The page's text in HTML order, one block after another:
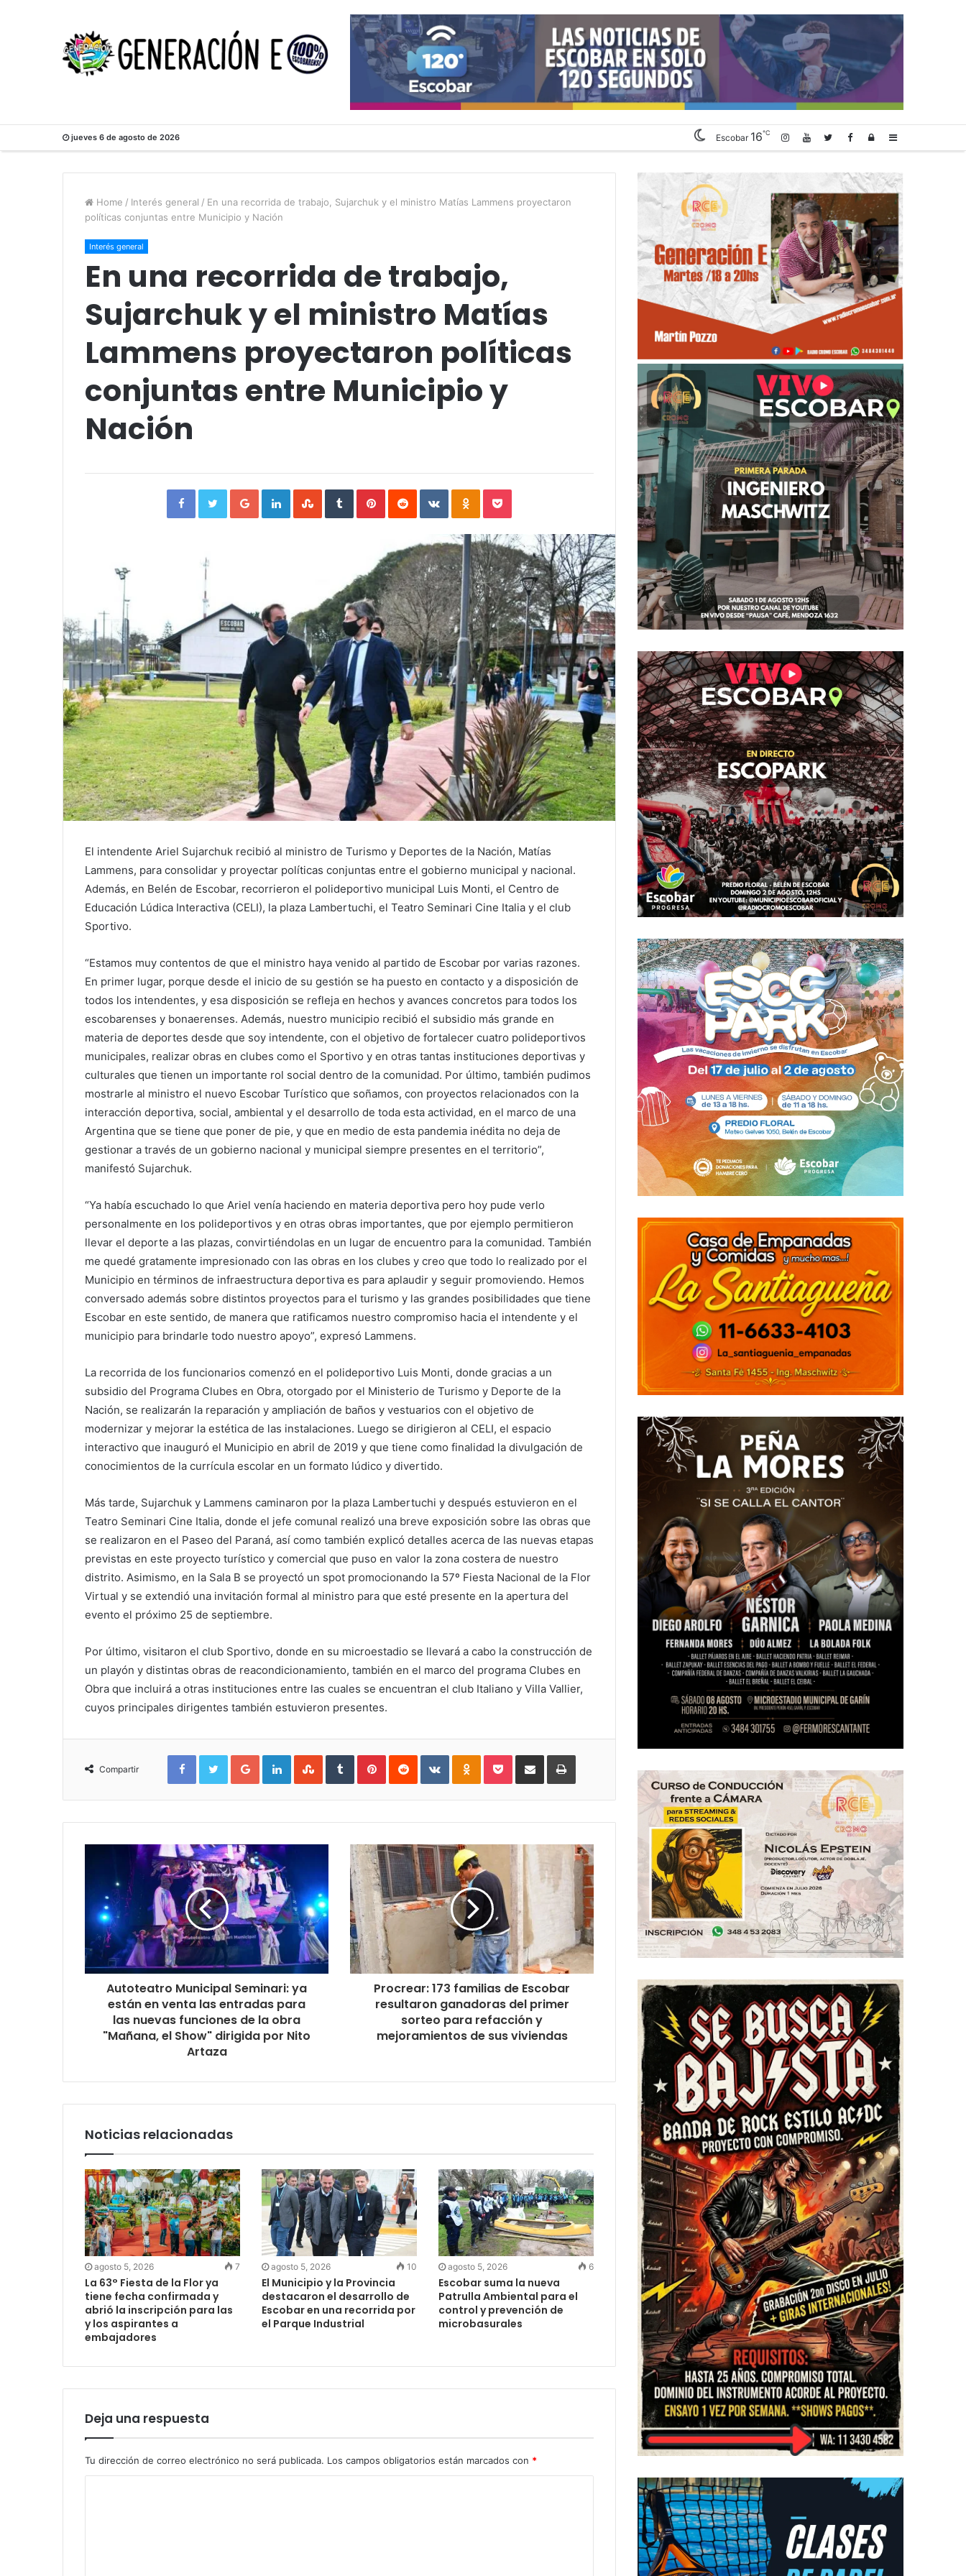
jueves 6 de agosto de 2026 Sidebar
Log
Escobar 16℃
Home / Interés general / En una recorrida de trabajo, Sujarchuk y el ministro Matías Lammens proyectaron
políticas conjuntas entre Municipio y Nación
Interés general
En una recorrida de trabajo,
Sujarchuk y el ministro Matías
Lammens proyectaron políticas
conjuntas entre Municipio y
Nación
FacebookTwitterGoogle+LinkedInStumbleUpon
TumblrPinterestReddit VKontakteOdnoklassniki
Pocket
El intendente Ariel Sujarchuk recibió al ministro de Turismo y Deportes de la Nación, Matías
Lammens, para consolidar y proyectar políticas conjuntas entre el gobierno municipal y nacional.
Además, en Belén de Escobar, recorrieron el polideportivo municipal Luis Monti, el Centro de
Educación Lúdica Interactiva (CELI), la plaza Lambertuchi, el Teatro Seminari Cine Italia y el club
Sportivo.
“Estamos muy contentos de que el ministro haya venido al partido de Escobar por varias razones.
En primer lugar, porque desde el inicio de su gestión se ha puesto en contacto y a disposición de
todos los intendentes, y esa disposición se refleja en hechos y avances concretos para todos los
escobarenses y bonaerenses. Además, nuestro municipio recibió el subsidio más grande en
materia de deportes desde que soy intendente, con el objetivo de fortalecer cuatro polideportivos
municipales, realizar obras en clubes como el Sportivo y en otras tantas instituciones deportivas y
culturales que tienen un importante rol social dentro de la comunidad. Por último, también pudimos
mostrarle al ministro el nuevo Escobar Turístico que soñamos, con proyectos relacionados con la
interacción deportiva, social, ambiental y el desarrollo de toda esta actividad, en el marco de una
Argentina que se tiene que poner de pie, y que en medio de esta pandemia inédita no deja de
gestionar a través de un gobierno nacional y municipal siempre presentes en el territorio”,
manifestó Sujarchuk.
“Ya había escuchado lo que Ariel venía haciendo en materia deportiva pero hoy pude verlo
personalmente en los polideportivos y en otras obras importantes, que por ejemplo permitieron
llevar el deporte a las plazas, convirtiéndolas en un lugar de encuentro para la comunidad. También
me quedé gratamente impresionado con las obras en los clubes y creo que todo lo realizado por el
Municipio en términos de infraestructura deportiva es para aplaudir y seguir promoviendo. Hemos
conversado además sobre distintos proyectos para el turismo y las grandes posibilidades que tiene
Escobar en este sentido, de manera que ratificamos nuestro compromiso hacia el intendente y el
municipio para brindarle todo nuestro apoyo”, expresó Lammens.
La recorrida de los funcionarios comenzó en el polideportivo Luis Monti, donde gracias a un
subsidio del Programa Clubes en Obra, otorgado por el Ministerio de Turismo y Deporte de la
Nación, se realizarán la reparación y ampliación de baños y vestuarios con el objetivo de
modernizar y mejorar la estética de las instalaciones. Luego se dirigieron al CELI, el espacio
interactivo que inauguró el Municipio en abril de 2019 y que tiene como finalidad la divulgación de
conocimientos de la currícula escolar en un formato lúdico y divertido.
Más tarde, Sujarchuk y Lammens caminaron por la plaza Lambertuchi y después estuvieron en el
Teatro Seminari Cine Italia, donde el jefe comunal realizó una breve exposición sobre las obras que
se realizaron en el Paseo del Paraná, así como también explicó detalles acerca de las nuevas etapas
previstas en este proyecto turístico y comercial que puso en valor la zona costera de nuestro
distrito. Asimismo, en la Sala B se proyectó un spot promocionando la 57º Fiesta Nacional de la Flor
Virtual y se extendió una invitación formal al ministro para que esté presente en la apertura del
evento el próximo 25 de septiembre.
Por último, visitaron el club Sportivo, donde en su microestadio se llevará a cabo la construcción de
un playón y distintas obras de reacondicionamiento, también en el marco del programa Clubes en
Obra que incluirá a otras instituciones entre las cuales se encuentran el club Italiano y Villa Vallier,
cuyos principales dirigentes también estuvieron presentes.
Compartir
FacebookTwitterGoogle+LinkedInStumbleUpon
TumblrPinterestReddit VKontakteOdnoklassniki
PocketShare
Email
Print
Autoteatro Municipal Seminari: ya
están en venta las entradas para
las nuevas funciones de la obra
"Mañana, el Show" dirigida por Nito
Artaza
Procrear: 173 familias de Escobar
resultaron ganadoras del primer
sorteo para refacción y
mejoramientos de sus viviendas
Noticias relacionadas
agosto 5, 2026 7
La 63° Fiesta de la Flor ya
tiene fecha confirmada y
abrió la inscripción para las
y los aspirantes a
embajadores
agosto 5, 2026 10
El Municipio y la Provincia
destacaron el desarrollo de
Escobar en una recorrida por
el Parque Industrial
agosto 5, 2026 6
Escobar suma la nueva
Patrulla Ambiental para el
control y prevención de
microbasurales
Deja una respuesta
Tu dirección de correo electrónico no será publicada. Los campos obligatorios están marcados con *